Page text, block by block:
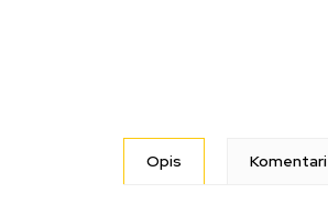
Opis Komentari